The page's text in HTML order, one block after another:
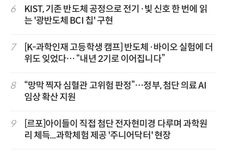
6
KIST, 기존 반도체 공정으로 전기·빛 신호 한 번에 읽
는 '광반도체 BCI 칩' 구현
7
[K-과학인재 고등학생 캠프] 반도체·바이오 실험에 더
위도 잊었다… “내년 2기로 이어집니다”
8
“망막 찍자 심혈관 고위험 판정”…정부, 첨단 의료 AI
임상 확산 지원
9
[르포]아이들이 직접 첨단 전자현미경 다루며 과학원
리 체득...과학체험 제공 '주니어닥터' 현장